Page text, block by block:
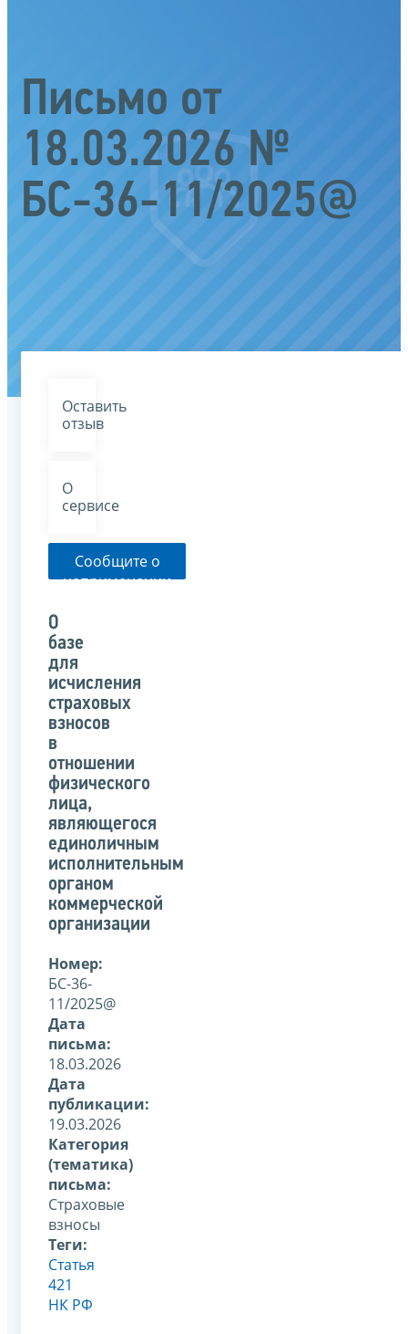
Письмо от
18.03.2026 №
БС-36-11/2025@
Оставить
отзыв
О
сервисе
Сообщите о
неприменении
указанного
О
базе
для
исчисления
страховых
взносов
в
отношении
физического
лица,
являющегося
единоличным
исполнительным
органом
коммерческой
организации
Номер:
БС-36-
11/2025@
Дата
письма:
18.03.2026
Дата
публикации:
19.03.2026
Категория
(тематика)
письма:
Страховые
взносы
Теги:
Статья
421
НК РФ